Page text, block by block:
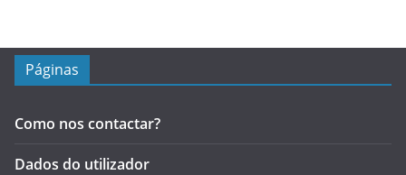
Páginas
Como nos contactar?
Dados do utilizador